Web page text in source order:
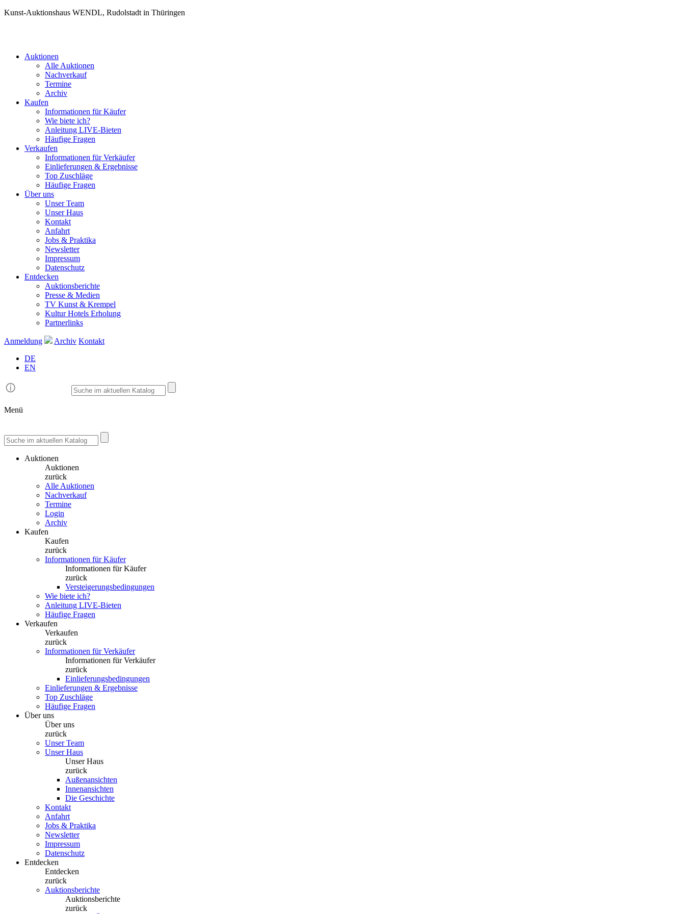
Kunst-Auktionshaus WENDL, Rudolstadt in Thüringen
Auktionen
Alle Auktionen
Nachverkauf
Termine
Archiv
Kaufen
Informationen für Käufer
Wie biete ich?
Anleitung LIVE-Bieten
Häufige Fragen
Verkaufen
Informationen für Verkäufer
Einlieferungen & Ergebnisse
Top Zuschläge
Häufige Fragen
Über uns
Unser Team
Unser Haus
Kontakt
Anfahrt
Jobs & Praktika
Newsletter
Impressum
Datenschutz
Entdecken
Auktionsberichte
Presse & Medien
TV Kunst & Krempel
Kultur Hotels Erholung
Partnerlinks
Anmeldung Archiv Kontakt
DE
EN
Menü
Auktionen
Auktionen
zurück
Alle Auktionen
Nachverkauf
Termine
Login
Archiv
Kaufen
Kaufen
zurück
Informationen für Käufer
Informationen für Käufer
zurück
Versteigerungsbedingungen
Wie biete ich?
Anleitung LIVE-Bieten
Häufige Fragen
Verkaufen
Verkaufen
zurück
Informationen für Verkäufer
Informationen für Verkäufer
zurück
Einlieferungsbedingungen
Einlieferungen & Ergebnisse
Top Zuschläge
Häufige Fragen
Über uns
Über uns
zurück
Unser Team
Unser Haus
Unser Haus
zurück
Außenansichten
Innenansichten
Die Geschichte
Kontakt
Anfahrt
Jobs & Praktika
Newsletter
Impressum
Datenschutz
Entdecken
Entdecken
zurück
Auktionsberichte
Auktionsberichte
zurück